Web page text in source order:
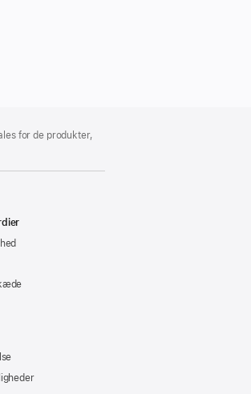
for de produkter,